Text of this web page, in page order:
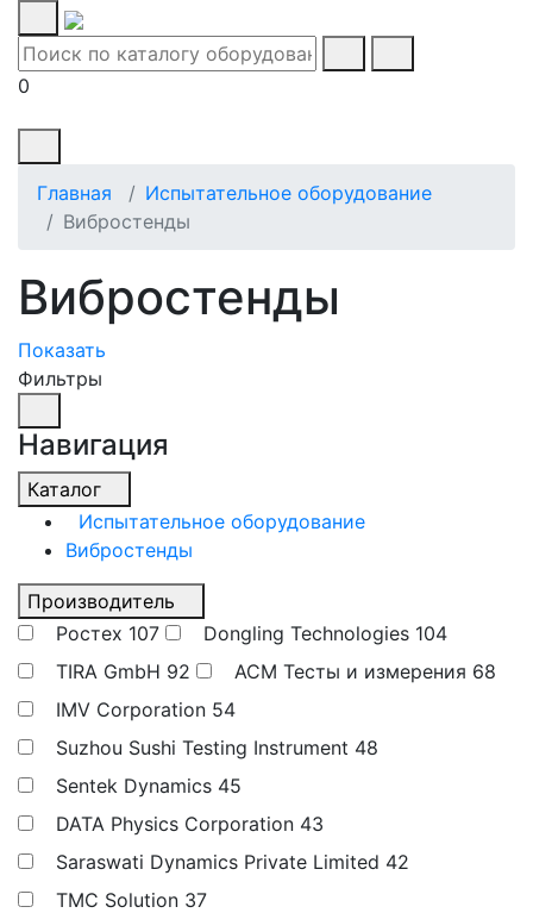
0
Главная
Испытательное оборудование
Вибростенды
Вибростенды
Показать
Фильтры
Навигация
Каталог
Испытательное оборудование
Вибростенды
Производитель
Ростех 107 Dongling Technologies 104
TIRA GmbH 92 АСМ Тесты и измерения 68
IMV Corporation 54
Suzhou Sushi Testing Instrument 48
Sentek Dynamics 45
DATA Physics Corporation 43
Saraswati Dynamics Private Limited 42
TMC Solution 37